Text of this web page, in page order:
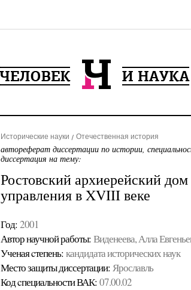
Исторические науки Отечественная история
автореферат диссертации по истории,
диссертация на тему:
Ростовский архиерейский
управления в XVIII веке
Год: 2001
Автор научной работы: Виденеева, Алла
Ученая cтепень: кандидата исторических наук
Место защиты диссертации: Ярославль
Код cпециальности ВАК: 07.00.02